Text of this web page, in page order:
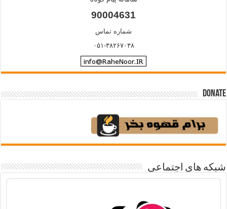
90004631
شماره تماس
۰۵۱-۳۸۲۶۷۰۳۸
Donate
شبکه های اجتماعی